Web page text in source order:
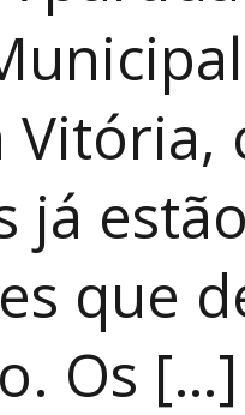
Vitória,
já
que
Os […]